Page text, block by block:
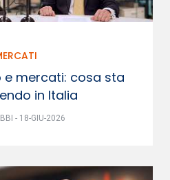
e mercati: cosa sta
in Italia
- 18-GIU-2026